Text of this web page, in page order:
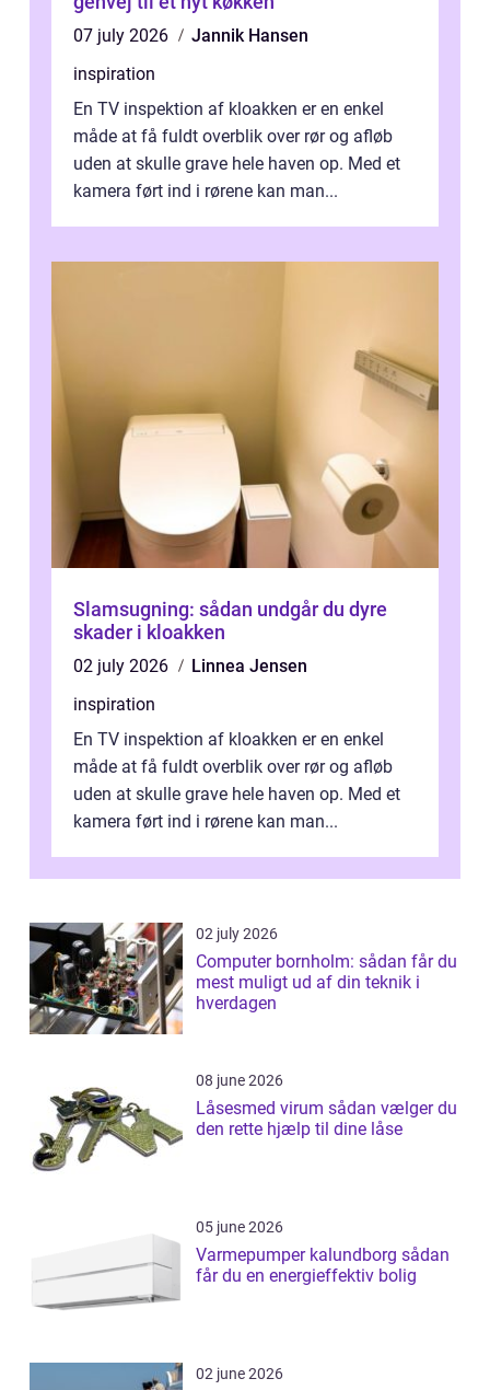
07 july 2026
Jannik Hansen
inspiration
En TV inspektion af kloakken er en enkel
måde at få fuldt overblik over rør og afløb
uden at skulle grave hele haven op. Med et
kamera ført ind i rørene kan man...
Slamsugning: sådan undgår du dyre
skader i kloakken
02 july 2026
Linnea Jensen
inspiration
En TV inspektion af kloakken er en enkel
måde at få fuldt overblik over rør og afløb
uden at skulle grave hele haven op. Med et
kamera ført ind i rørene kan man...
02 july 2026
Computer bornholm: sådan får du
mest muligt ud af din teknik i
hverdagen
08 june 2026
Låsesmed virum sådan vælger du
den rette hjælp til dine låse
05 june 2026
Varmepumper kalundborg sådan
får du en energieffektiv bolig
02 june 2026